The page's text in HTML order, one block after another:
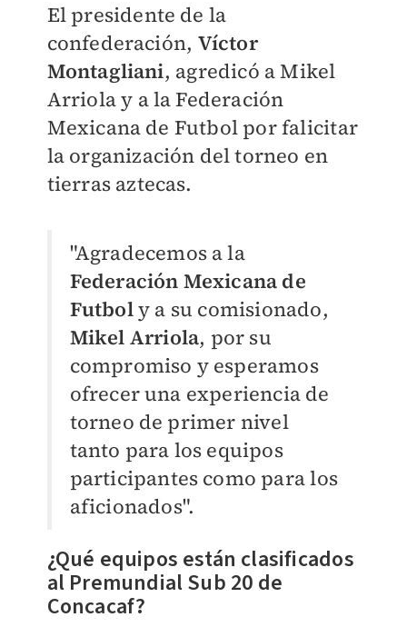
El presidente de la
confederación, Víctor
Montagliani, agredicó a Mikel
Arriola y a la Federación
Mexicana de Futbol por falicitar
la organización del torneo en
tierras aztecas.
"Agradecemos a la
Federación Mexicana de
Futboly a su comisionado,
Mikel Arriola, por su
compromiso y esperamos
ofrecer una experiencia de
torneo de primer nivel
tanto para los equipos
participantes como para los
aficionados".
¿Qué equipos están clasificados
al Premundial Sub 20 de
Concacaf?